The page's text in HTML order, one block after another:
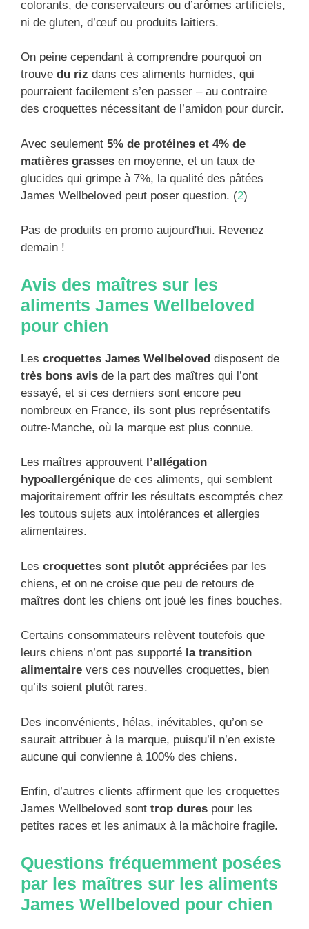
colorants, de conservateurs ou d’arômes artificiels,
ni de gluten, d’œuf ou produits laitiers.
On peine cependant à comprendre pourquoi on
trouve du riz dans ces aliments humides, qui
pourraient facilement s’en passer – au contraire
des croquettes nécessitant de l’amidon pour durcir.
Avec seulement 5% de protéines et 4% de
matières grasses en moyenne, et un taux de
glucides qui grimpe à 7%, la qualité des pâtées
James Wellbeloved peut poser question. (2)
Pas de produits en promo aujourd'hui. Revenez
demain !
Avis des maîtres sur les
aliments James Wellbeloved
pour chien
Les croquettes James Wellbeloved disposent de
très bons avis de la part des maîtres qui l’ont
essayé, et si ces derniers sont encore peu
nombreux en France, ils sont plus représentatifs
outre-Manche, où la marque est plus connue.
Les maîtres approuvent l’allégation
hypoallergénique de ces aliments, qui semblent
majoritairement offrir les résultats escomptés chez
les toutous sujets aux intolérances et allergies
alimentaires.
Les croquettes sont plutôt appréciées par les
chiens, et on ne croise que peu de retours de
maîtres dont les chiens ont joué les fines bouches.
Certains consommateurs relèvent toutefois que
leurs chiens n’ont pas supporté la transition
alimentaire vers ces nouvelles croquettes, bien
qu’ils soient plutôt rares.
Des inconvénients, hélas, inévitables, qu’on se
saurait attribuer à la marque, puisqu’il n’en existe
aucune qui convienne à 100% des chiens.
Enfin, d’autres clients affirment que les croquettes
James Wellbeloved sont trop dures pour les
petites races et les animaux à la mâchoire fragile.
Questions fréquemment posées
par les maîtres sur les aliments
James Wellbeloved pour chien